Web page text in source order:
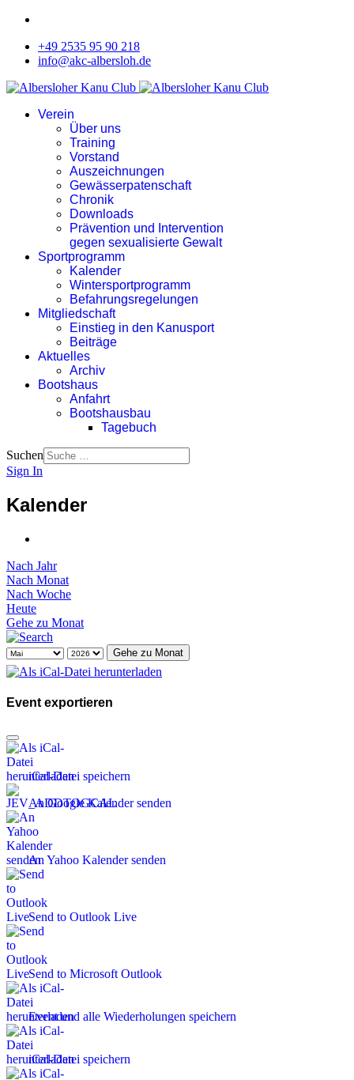
+49 2535 95 90 218
info@akc-albersloh.de
Verein
Über uns
Training
Vorstand
Auszeichnungen
Gewässerpatenschaft
Chronik
Downloads
Prävention und Intervention
gegen sexualisierte Gewalt
Sportprogramm
Kalender
Wintersportprogramm
Befahrungsregelungen
Mitgliedschaft
Einstieg in den Kanusport
Beiträge
Aktuelles
Archiv
Bootshaus
Anfahrt
Bootshausbau
Tagebuch
Suchen
Sign In
Kalender
Nach Jahr
Nach Monat
Nach Woche
Heute
Gehe zu Monat
Gehe zu Monat
Event exportieren
iCal-Datei speichern
An Google Kalender senden
An Yahoo Kalender senden
Send to Outlook Live
Send to Microsoft Outlook
Event und alle Wiederholungen speichern
iCal-Datei speichern